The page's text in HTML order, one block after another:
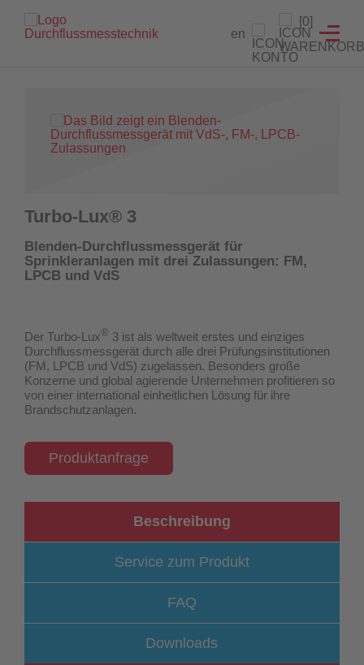
en
[0]
Turbo-Lux® 3
Blenden-Durchflussmessgerät für
Sprinkleranlagen mit drei Zulassungen: FM,
LPCB und VdS
Der Turbo-Lux® 3 ist als weltweit erstes und einziges
Durchflussmessgerät durch alle drei Prüfungsinstitutionen
(FM, LPCB und VdS) zugelassen. Besonders große
Konzerne und global agierende Unternehmen profitieren so
von einer international einheitlichen Lösung für ihre
Brandschutzanlagen.
Produktanfrage
Beschreibung
Service zum Produkt
FAQ
Downloads
Hydrantenprüfgerät Löschwasserversorgung
Wandhydrantenprüfgerät
Durchflussmessgeräte für Sprinkleranlagen
Hydrantenprüfgeräte für die Löschwasserversorgung
UW3 Serie Überwachungsschalter
Maschinistenausbildung
Wartung und Reparatur
Zertifikatsgenerator